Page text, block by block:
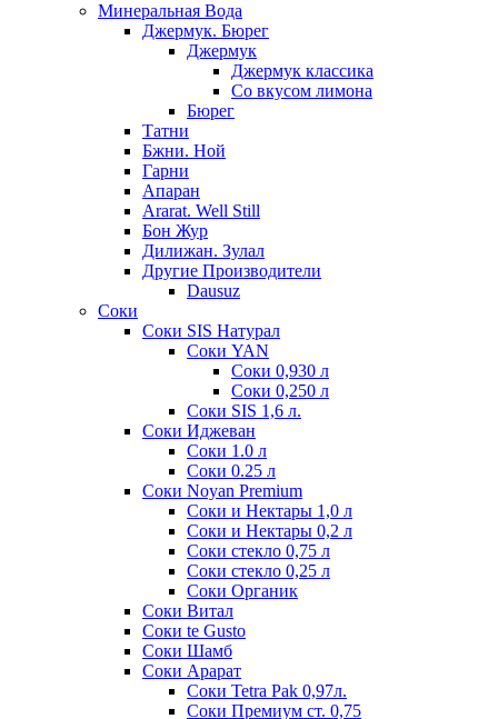
Минеральная Вода
Джермук. Бюрег
Джермук
Джермук классика
Со вкусом лимона
Бюрег
Татни
Бжни. Ной
Гарни
Апаран
Ararat. Well Still
Бон Жур
Дилижан. Зулал
Другие Производители
Dausuz
Соки
Соки SIS Натурал
Соки YAN
Соки 0,930 л
Соки 0,250 л
Соки SIS 1,6 л.
Соки Иджеван
Соки 1.0 л
Соки 0.25 л
Соки Noyan Premium
Соки и Нектары 1,0 л
Соки и Нектары 0,2 л
Соки стекло 0,75 л
Соки стекло 0,25 л
Соки Органик
Соки Витал
Соки te Gusto
Соки Шамб
Соки Арарат
Соки Tetra Pak 0,97л.
Соки Премиум ст. 0,75